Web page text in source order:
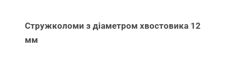
Стружколоми з діаметром хвостовика 12
мм